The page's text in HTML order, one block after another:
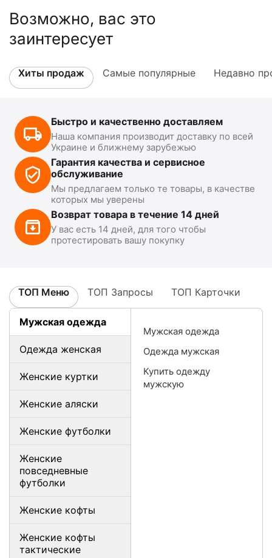
Возможно, вас это
заинтересует
Хиты продаж Самые популярные Недавно
Быстро и качественно доставляем
Наша компания производит доставку по всей
Украине и ближнему зарубежью
Гарантия качества и сервисное
обслуживание
Мы предлагаем только те товары, в качестве
которых мы уверены
Возврат товара в течение 14 дней
У вас есть 14 дней, для того чтобы
протестировать вашу покупку
ТОП Меню ТОП Запросы ТОП Карточки
Мужская одежда
Одежда женская
Женские куртки
Женские аляски
Женские футболки
Женские
повседневные
футболки
Женские кофты
Женские кофты
тактические
Мужская одежда
Одежда мужская
Купить одежду
мужскую